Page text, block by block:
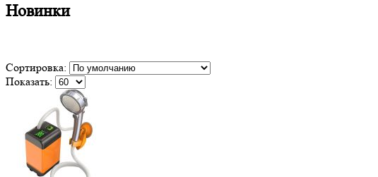
Новинки
Сортировка:
Показать: